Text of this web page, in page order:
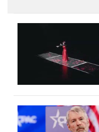
Dòng tin trang